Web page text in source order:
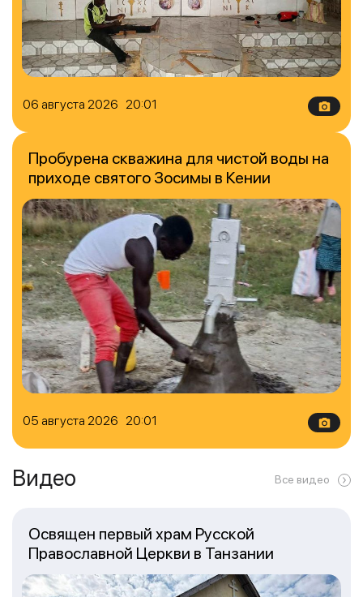
06 августа 2026 20:01
05 августа 2026 20:01
Пробурена скважина для чистой воды на
приходе святого Зосимы в Кении
Видео Все видео
Освящен первый храм Русской
Православной Церкви в Танзании